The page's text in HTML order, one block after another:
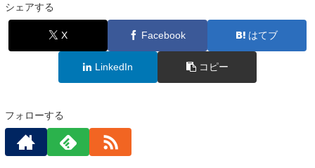
シェアする
X Facebook はてブ
LinkedIn コピー
フォローする